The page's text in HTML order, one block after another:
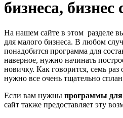
бизнеса, бизнес
На нашем сайте в этом разделе
для малого бизнеса. В любом
понадобится программа для
наверное, нужно начинать
новичку. Как говорится, семь раз
нужно все очень тщательно
Если вам нужны программы для
сайт также предоставляет эту